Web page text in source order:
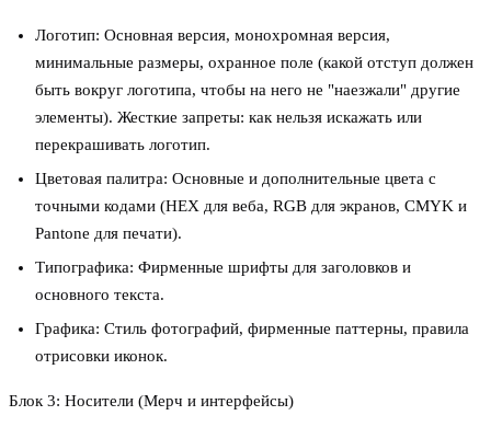
Логотип: Основная версия, монохромная версия,
минимальные размеры, охранное поле (какой отступ должен
быть вокруг логотипа, чтобы на него не "наезжали" другие
элементы). Жесткие запреты: как нельзя искажать или
перекрашивать логотип.
Цветовая палитра: Основные и дополнительные цвета с
точными кодами (HEX для веба, RGB для экранов, CMYK и
Pantone для печати).
Типографика: Фирменные шрифты для заголовков и
основного текста.
Графика: Стиль фотографий, фирменные паттерны, правила
отрисовки иконок.
Блок 3: Носители (Мерч и интерфейсы)